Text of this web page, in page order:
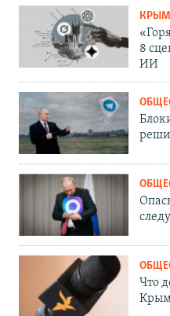
КРЫМ
8
ИИ
Что